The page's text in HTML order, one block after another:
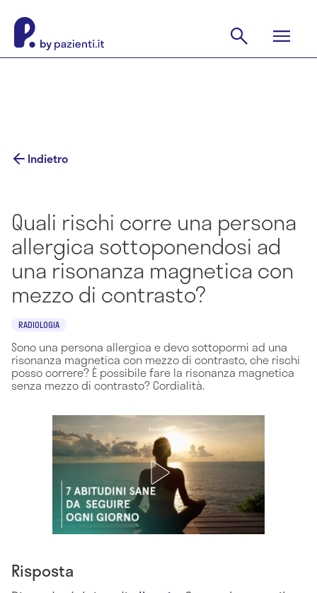
Indietro
Quali rischi corre una persona
allergica sottoponendosi ad
una risonanza magnetica con
mezzo di contrasto?
RADIOLOGIA
Sono una persona allergica e devo sottopormi ad una
risonanza magnetica con mezzo di contrasto, che rischi
posso correre? È possibile fare la risonanza magnetica
senza mezzo di contrasto? Cordialità.
Risposta